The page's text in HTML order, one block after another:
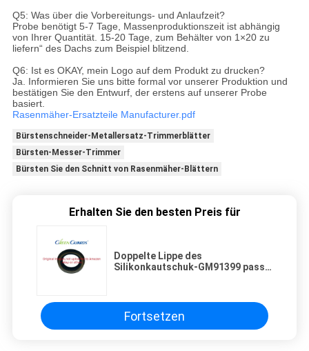
Q5: Was über die Vorbereitungs- und Anlaufzeit?
Probe benötigt 5-7 Tage, Massenproduktionszeit ist abhängig
von Ihrer Quantität. 15-20 Tage, zum Behälter von 1×20 zu
liefern“ des Dachs zum Beispiel blitzend.
Q6: Ist es OKAY, mein Logo auf dem Produkt zu drucken?
Ja. Informieren Sie uns bitte formal vor unserer Produktion und
bestätigen Sie den Entwurf, der erstens auf unserer Probe
basiert.
Rasenmäher-Ersatzteile Manufacturer.pdf
Bürstenschneider-Metallersatz-Trimmerblätter
Bürsten-Messer-Trimmer
Bürsten Sie den Schnitt von Rasenmäher-Blättern
Erhalten Sie den besten Preis für
Doppelte Lippe des
Silikonkautschuk-GM91399 passt
Fortsetzen